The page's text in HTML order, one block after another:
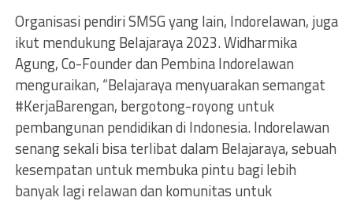
Organisasi pendiri SMSG yang lain, Indorelawan, juga
ikut mendukung Belajaraya 2023. Widharmika
Agung, Co-Founder dan Pembina Indorelawan
menguraikan, “Belajaraya menyuarakan semangat
#KerjaBarengan, bergotong-royong untuk
pembangunan pendidikan di Indonesia. Indorelawan
senang sekali bisa terlibat dalam Belajaraya, sebuah
kesempatan untuk membuka pintu bagi lebih
banyak lagi relawan dan komunitas untuk